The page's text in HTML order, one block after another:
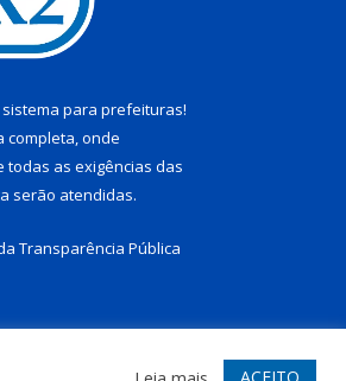
sistema para prefeituras!
completa, onde
todas as exigências das
serão atendidas.
Transparência Pública
Acessar Webmail ACEITO